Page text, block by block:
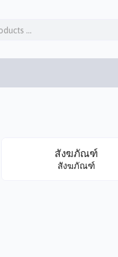
สังฆภัณฑ์
สังฆภัณฑ์